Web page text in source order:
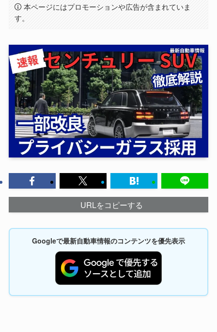
本ページにはプロモーションや広告が含まれていま
す。
URLをコピーする
Googleで最新自動車情報のコンテンツを優先表示